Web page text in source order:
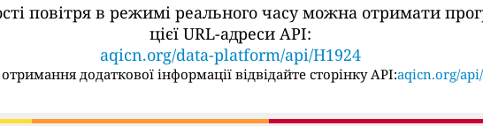
повітря в режимі реального часу можна отримати
цієї URL-адреси API:
aqicn.org/data-platform/api/H1924
додаткової інформації відвідайте сторінку API:aqicn.org/api/